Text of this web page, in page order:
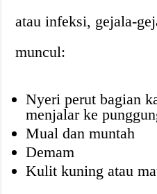
atau infeksi, gejala-
muncul:
Nyeri perut bagian
menjalar ke
Mual dan muntah
Demam
Kulit kuning atau